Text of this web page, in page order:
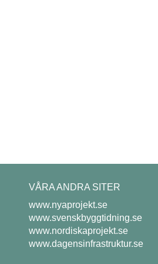
VÅRA ANDRA SITER
www.nyaprojekt.se
www.svenskbyggtidning.se
www.nordiskaprojekt.se
www.dagensinfrastruktur.se